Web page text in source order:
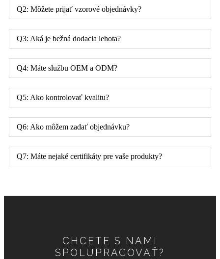
Q2: Môžete prijať vzorové objednávky?
Q3: Aká je bežná dodacia lehota?
Q4: Máte službu OEM a ODM?
Q5: Ako kontrolovať kvalitu?
Q6: Ako môžem zadať objednávku?
Q7: Máte nejaké certifikáty pre vaše produkty?
CHCETE S NAMI
SPOLUPRACOVAŤ?